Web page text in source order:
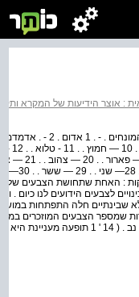
: אוצר הידיעות של המקרא
שחור .
: האחת שתחושת הצבעים
לצבעים הידועים לנו
חלה התפתחות במושגי
שמספר הצבעים המוזכרים
צבע ...